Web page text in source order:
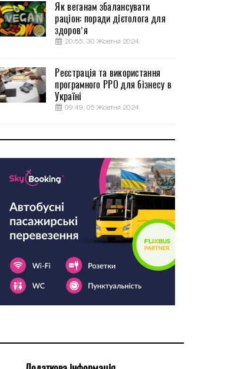
Як веганам збалансувати
раціон: поради дієтолога для
здоров’я
20:55, 30 Жовтня 2024
Реєстрація та використання
програмного РРО для бізнесу в
Україні
09:49, 05 Жовтня 2024